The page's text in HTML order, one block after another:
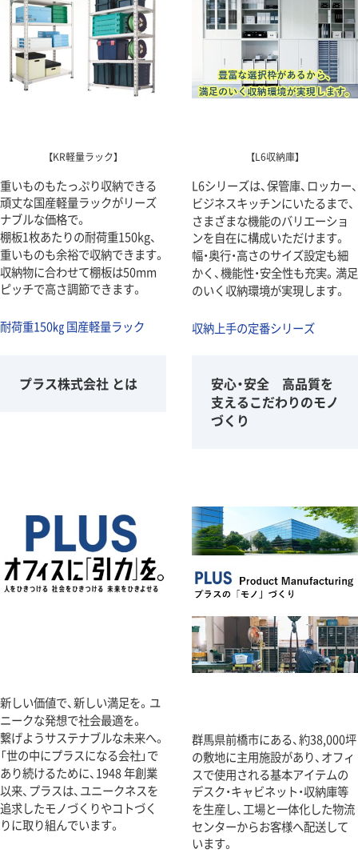
【KR軽量ラック】
重いものもたっぷり収納できる
頑丈な国産軽量ラックがリーズ
ナブルな価格で。
棚板1枚あたりの耐荷重150kg、
重いものも余裕で収納できます。
収納物に合わせて棚板は50mm
ピッチで高さ調節できます。
耐荷重150㎏ 国産軽量ラック
【L6収納庫】
L6シリーズは、保管庫、ロッカー、
ビジネスキッチンにいたるまで、
さまざまな機能のバリエーショ
ンを自在に構成いただけます。
幅・奥行・高さのサイズ設定も細
かく、機能性・安全性も充実。満足
のいく収納環境が実現します。
収納上手の定番シリーズ
プラス株式会社 とは
新しい価値で、新しい満足を。ユ
ニークな発想で社会最適を。
繋げようサステナブルな未来へ。
「世の中にプラスになる会社」で
あり続けるために、1948 年創業
以来、プラスは、ユニークネスを
追求したモノづくりやコトづく
りに取り組んでいます。
安心・安全 高品質を
支えるこだわりのモノ
づくり
群馬県前橋市にある、約38,000坪
の敷地に主用施設があり、オフィ
スで使用される基本アイテムの
デスク・キャビネット・収納庫等
を生産し、工場と一体化した物流
センターからお客様へ配送して
います。